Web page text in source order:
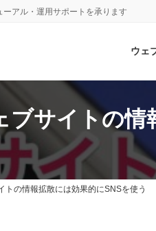
アル・運用サポートを承ります
ウェ
ブサイトの情
トの情報拡散には効果的にSNSを使う